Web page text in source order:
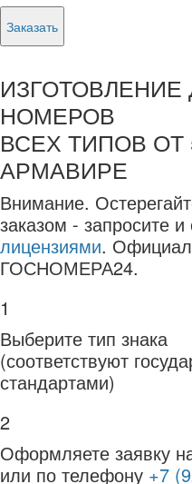
Заказать
ИЗГОТОВЛЕНИЕ
НОМЕРОВ
ВСЕХ ТИПОВ ОТ
АРМАВИРЕ
Внимание.
заказом - запросите и
лицензиями.
ГОСНОМЕРА24.
1
Выберите тип знака
(соответствуют
стандартами)
2
Оформляете заявку
или по телефону +7